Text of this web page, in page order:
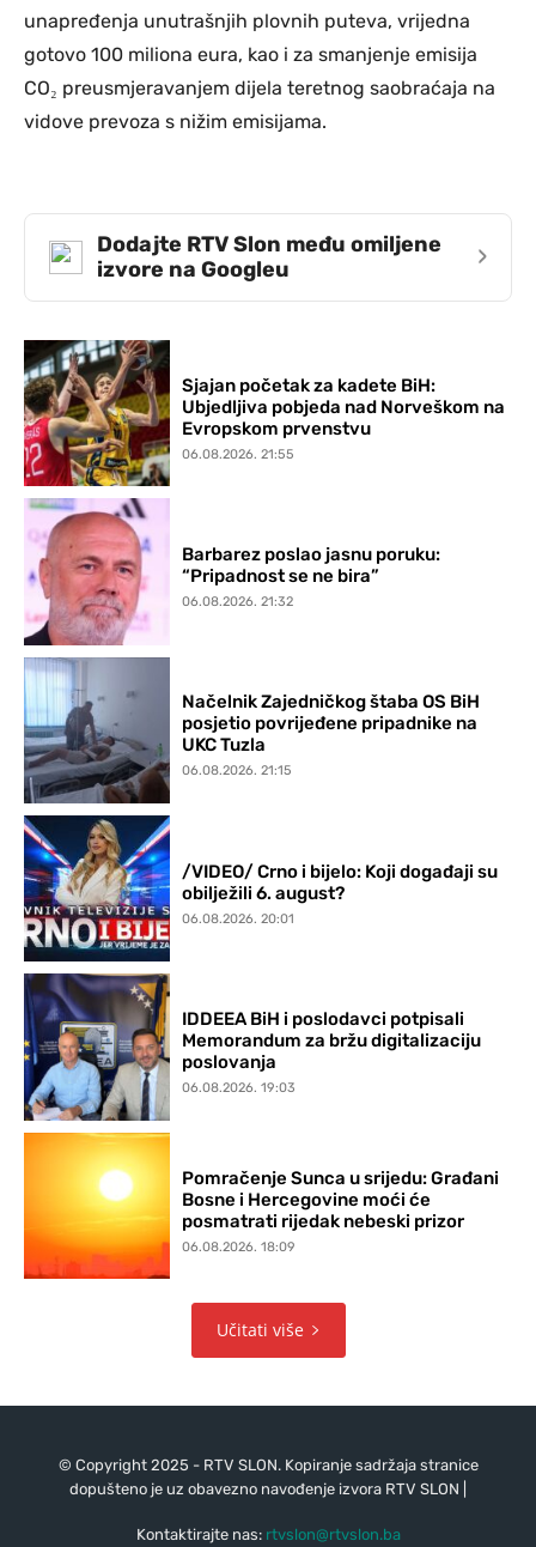
unapređenja unutrašnjih plovnih puteva, vrijedna
gotovo 100 miliona eura, kao i za smanjenje emisija
CO₂ preusmjeravanjem dijela teretnog saobraćaja na
vidove prevoza s nižim emisijama.
Dodajte RTV Slon među omiljene
izvore na Googleu
›
Sjajan početak za kadete BiH:
Ubjedljiva pobjeda nad Norveškom na
Evropskom prvenstvu
06.08.2026. 21:55
Barbarez poslao jasnu poruku:
“Pripadnost se ne bira”
06.08.2026. 21:32
Načelnik Zajedničkog štaba OS BiH
posjetio povrijeđene pripadnike na
UKC Tuzla
06.08.2026. 21:15
/VIDEO/ Crno i bijelo: Koji događaji su
obilježili 6. august?
06.08.2026. 20:01
IDDEEA BiH i poslodavci potpisali
Memorandum za bržu digitalizaciju
poslovanja
06.08.2026. 19:03
Pomračenje Sunca u srijedu: Građani
Bosne i Hercegovine moći će
posmatrati rijedak nebeski prizor
06.08.2026. 18:09
Učitati više
© Copyright 2025 - RTV SLON. Kopiranje sadržaja stranice
dopušteno je uz obavezno navođenje izvora RTV SLON |
Kontaktirajte nas: rtvslon@rtvslon.ba